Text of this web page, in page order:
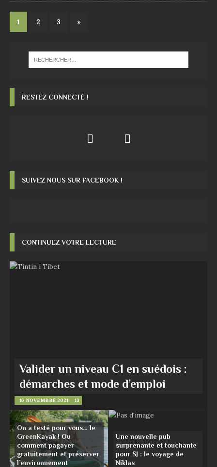
1 2 3 »
RESTEZ CONNECTÉ !
SUIVEZ NOUS SUR FACEBOOK !
CONTINUEZ VOTRE LECTURE
Valider un niveau C1 en suédois :
démarches et mode d’emploi
16 NOVEMBRE 2021 13
On a testé pour vous… le
GreenKayak ! Ou
comment pagayer
gratuitement et préserver
l’environnement
Une nouvelle pub
surprenante et touchante
pour SJ : le voyage de
Niklas